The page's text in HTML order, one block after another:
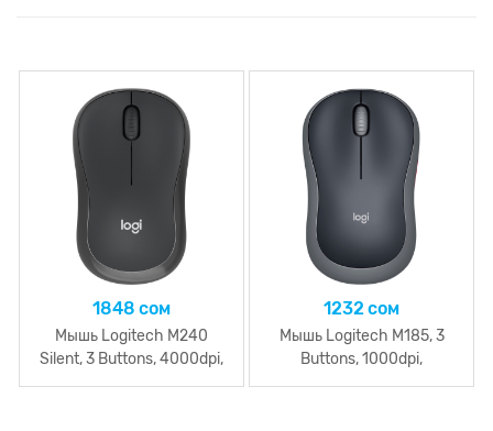
1848 сом
Мышь Logitech M240
Silent, 3 Buttons, 4000dpi,
беспроводная Bluetooth,
1232 сом
Мышь Logitech M185, 3
Buttons, 1000dpi,
беспроводная, Grey